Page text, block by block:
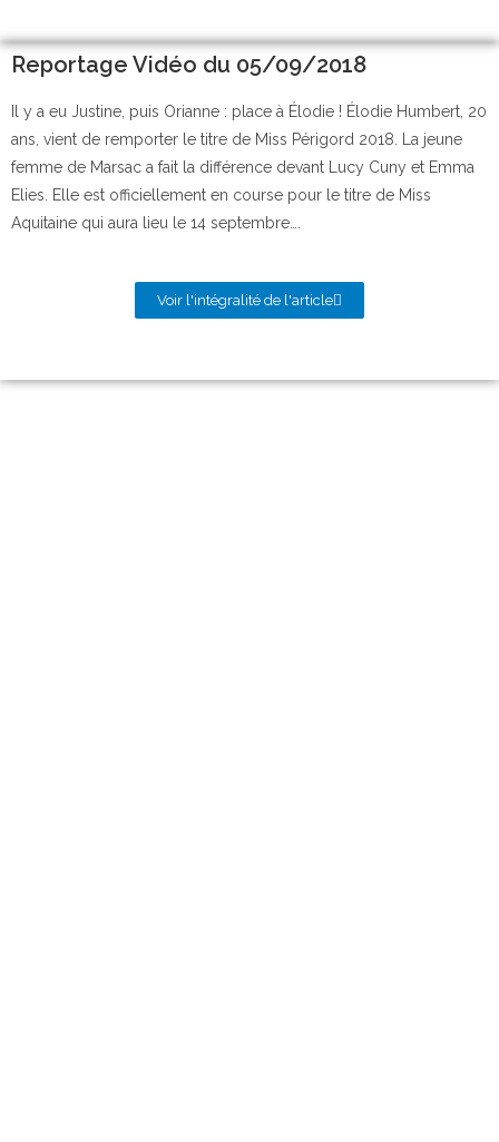
Reportage Vidéo du 05/09/2018
Il y a eu Justine, puis Orianne : place à Élodie ! Élodie Humbert, 20
ans, vient de remporter le titre de Miss Périgord 2018. La jeune
femme de Marsac a fait la différence devant Lucy Cuny et Emma
Elies. Elle est officiellement en course pour le titre de Miss
Aquitaine qui aura lieu le 14 septembre….
Voir l'intégralité de l'article